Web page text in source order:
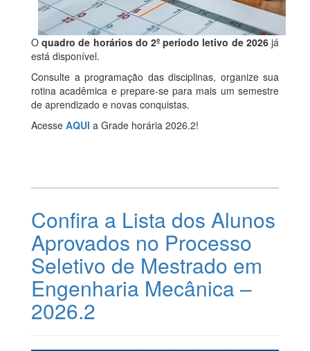
Oquadro de horários do 2º período letivo de 2026já
está disponível.
Consulte a programação das disciplinas, organize sua
rotina acadêmica e prepare-se para mais um semestre
de aprendizado e novas conquistas.
Acesse AQUI a Grade horária 2026.2!
Confira a Lista dos Alunos
Aprovados no Processo
Seletivo de Mestrado em
Engenharia Mecânica –
2026.2